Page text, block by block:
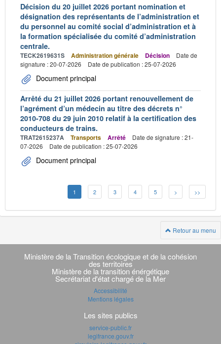
Décision du 20 juillet 2026 portant nomination et
désignation des représentants de l’administration et
du personnel au comité social d’administration et à
la formation spécialisée du comité d’administration
centrale.
TECK2619631S Administration générale Décision
Date de
signature : 20-07-2026
Date de publication : 25-07-2026
Document principal
Arrêté du 21 juillet 2026 portant renouvellement de
l’agrément d’un médecin au titre des décrets n°
2010-708 du 29 juin 2010 relatif à la certification des
conducteurs de trains.
TRAT2615237A Transports Arrêté
Date de signature : 21-
07-2026
Date de publication : 25-07-2026
Document principal
1 2 3 4 5 > >>
Retour au menu
Navigation
transverse
Ministère de la Transition écologique et de la cohésion
des territoires
Ministère de la transition énérgétique
Secrétariat d'état chargé de la Mer
Accessibilité
Mentions légales
Les sites publics
service-public.fr
legifrance.gouv.fr